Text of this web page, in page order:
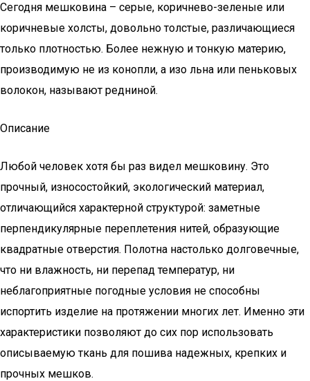
Сегодня мешковина – серые, коричнево-зеленые или
коричневые холсты, довольно толстые, различающиеся
только плотностью. Более нежную и тонкую материю,
производимую не из конопли, а изо льна или пеньковых
волокон, называют редниной.
Описание
Любой человек хотя бы раз видел мешковину. Это
прочный, износостойкий, экологический материал,
отличающийся характерной структурой: заметные
перпендикулярные переплетения нитей, образующие
квадратные отверстия. Полотна настолько долговечные,
что ни влажность, ни перепад температур, ни
неблагоприятные погодные условия не способны
испортить изделие на протяжении многих лет. Именно эти
характеристики позволяют до сих пор использовать
описываемую ткань для пошива надежных, крепких и
прочных мешков.